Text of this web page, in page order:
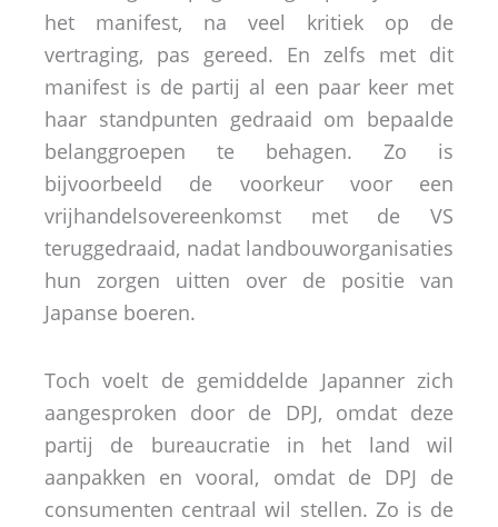
het manifest, na veel kritiek op de
vertraging, pas gereed. En zelfs met dit
manifest is de partij al een paar keer met
haar standpunten gedraaid om bepaalde
belanggroepen te behagen. Zo is
bijvoorbeeld de voorkeur voor een
vrijhandelsovereenkomst met de VS
teruggedraaid, nadat landbouworganisaties
hun zorgen uitten over de positie van
Japanse boeren.
Toch voelt de gemiddelde Japanner zich
aangesproken door de DPJ, omdat deze
partij de bureaucratie in het land wil
aanpakken en vooral, omdat de DPJ de
consumenten centraal wil stellen. Zo is de